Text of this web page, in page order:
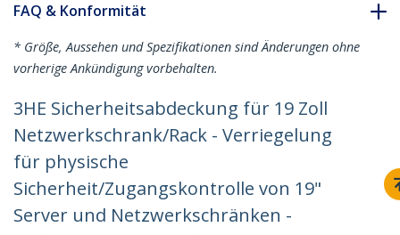
FAQ & Konformität
* Größe, Aussehen und Spezifikationen sind Änderungen ohne
vorherige Ankündigung vorbehalten.
3HE Sicherheitsabdeckung für 19 Zoll
Netzwerkschrank/Rack - Verriegelung
für physische
Sicherheit/Zugangskontrolle von 19"
Server und Netzwerkschränken -